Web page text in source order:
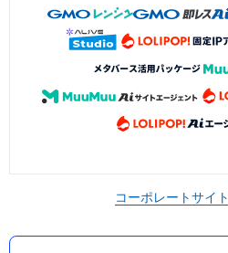
コーポレートサイト